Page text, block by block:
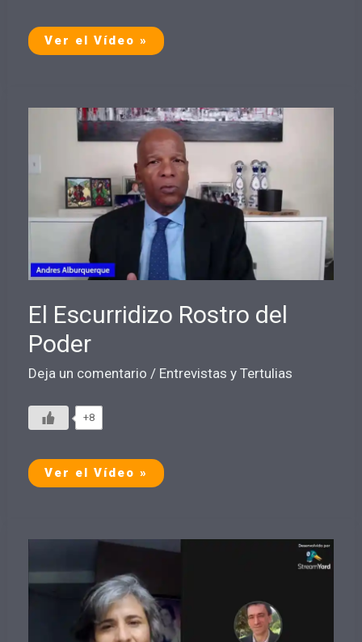
El
Verdadero
XXI
Ver el Vídeo »
El Escurridizo Rostro del
Poder
Deja un comentario / Entrevistas y Tertulias
+8
El
Escurridizo
Ver el Vídeo »